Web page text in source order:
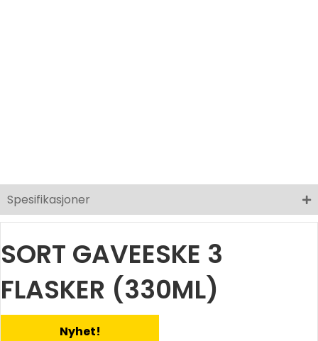
Spesifikasjoner
SORT GAVEESKE 3
FLASKER (330ML)
Nyhet!